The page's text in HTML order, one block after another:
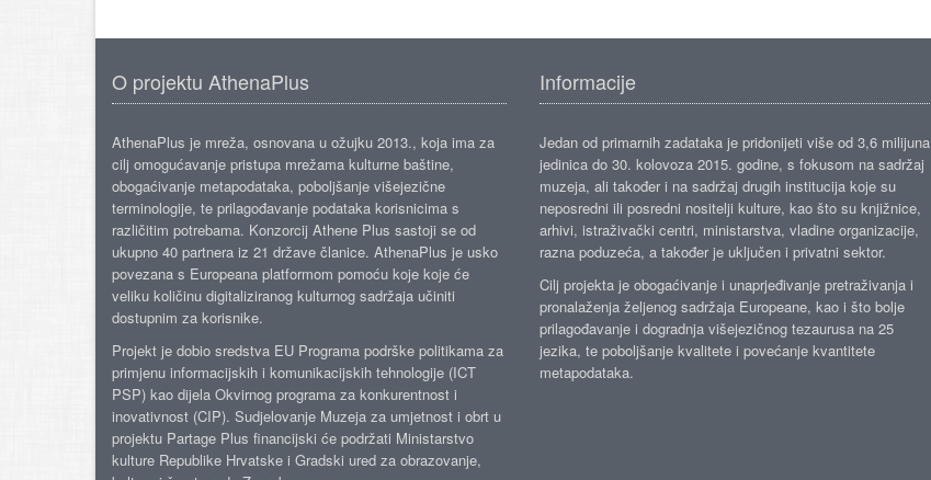
O projektu AthenaPlus
AthenaPlus je mreža, osnovana u ožujku 2013., koja ima za
cilj omogućavanje pristupa mrežama kulturne baštine,
obogaćivanje metapodataka, poboljšanje višejezične
terminologije, te prilagođavanje podataka korisnicima s
različitim potrebama. Konzorcij Athene Plus sastoji se od
ukupno 40 partnera iz 21 države članice. AthenaPlus je usko
povezana s Europeana platformom pomoću koje koje će
veliku količinu digitaliziranog kulturnog sadržaja učiniti
dostupnim za korisnike.
Projekt je dobio sredstva EU Programa podrške politikama za
primjenu informacijskih i komunikacijskih tehnologije (ICT
PSP) kao dijela Okvirnog programa za konkurentnost i
inovativnost (CIP). Sudjelovanje Muzeja za umjetnost i obrt u
projektu Partage Plus financijski će podržati Ministarstvo
kulture Republike Hrvatske i Gradski ured za obrazovanje,
Informacije
Jedan od primarnih zadataka je pridonijeti više od 3,6 milijuna
jedinica do 30. kolovoza 2015. godine, s fokusom na sadržaj
muzeja, ali također i na sadržaj drugih institucija koje su
neposredni ili posredni nositelji kulture, kao što su knjižnice,
arhivi, istraživački centri, ministarstva, vladine organizacije,
razna poduzeća, a također je uključen i privatni sektor.
Cilj projekta je obogaćivanje i unaprjeđivanje pretraživanja i
pronalaženja željenog sadržaja Europeane, kao i što bolje
prilagođavanje i dogradnja višejezičnog tezaurusa na 25
jezika, te poboljšanje kvalitete i povećanje kvantitete
metapodataka.